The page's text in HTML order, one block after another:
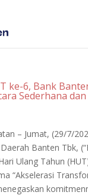
ke-6, Bank
Sederhana
– Jumat, (29/7/
Banten Tbk,
Ulang Tahun
“Akselerasi